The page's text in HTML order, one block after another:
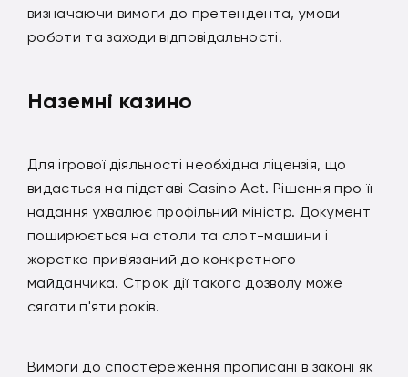
визначаючи вимоги до претендента, умови
роботи та заходи відповідальності.
Наземні казино
Для ігрової діяльності необхідна ліцензія, що
видається на підставі Casino Act. Рішення про її
надання ухвалює профільний міністр. Документ
поширюється на столи та слот-машини і
жорстко прив'язаний до конкретного
майданчика. Строк дії такого дозволу може
сягати п'яти років.
Вимоги до спостереження прописані в законі як